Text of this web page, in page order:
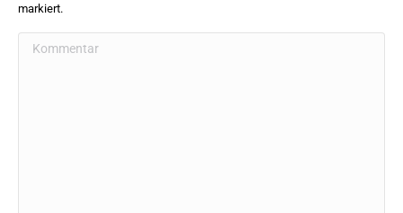
markiert.
Kommentar